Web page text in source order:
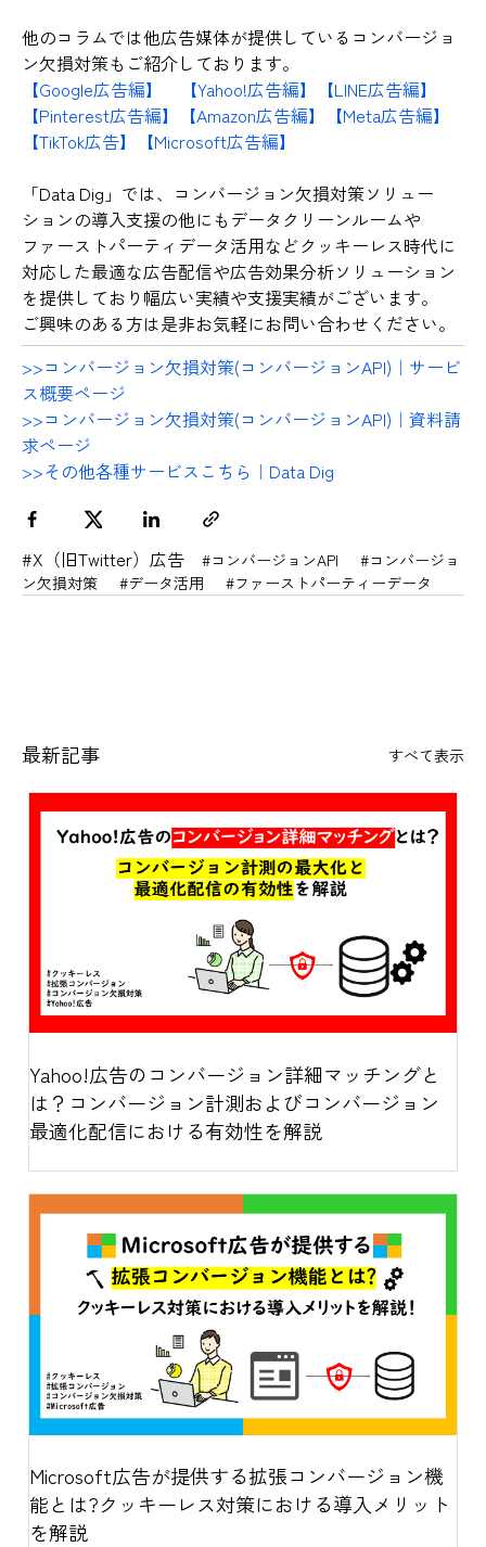
他のコラムでは他広告媒体が提供しているコンバージョ
ン欠損対策もご紹介しております。
【Google広告編】
【Yahoo!広告編】
【LINE広告編】
【Pinterest広告編】
【Amazon広告編】
【Meta広告編】
【TikTok広告】
【Microsoft広告編】
「Data Dig」では、コンバージョン欠損対策ソリュー
ションの導入支援の他にもデータクリーンルームや
ファーストパーティデータ活用などクッキーレス時代に
対応した最適な広告配信や広告効果分析ソリューション
を提供しており幅広い実績や支援実績がございます。
ご興味のある方は是非お気軽にお問い合わせください。
>>コンバージョン欠損対策(コンバージョンAPI)｜サービ
ス概要ページ
>>コンバージョン欠損対策(コンバージョンAPI)｜資料請
求ページ
>>その他各種サービスこちら｜Data Dig
#X（旧Twitter）広告 #コンバージョンAPI
#コンバージョ
ン欠損対策
#データ活用 #ファーストパーティーデータ
最新記事 すべて表示
Yahoo!広告のコンバージョン詳細マッチングと
は？コンバージョン計測およびコンバージョン
最適化配信における有効性を解説
Microsoft広告が提供する拡張コンバージョン機
能とは?クッキーレス対策における導入メリット
を解説